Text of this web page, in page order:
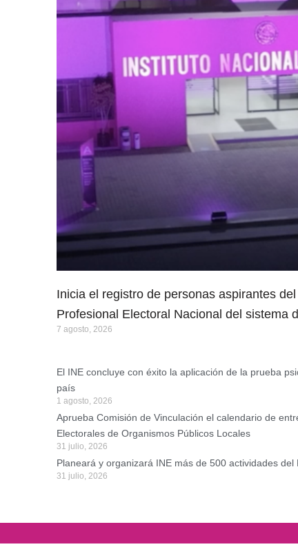
Inicia el registro de personas aspirantes
Profesional Electoral Nacional del sistema
7 agosto, 2026
El INE concluye con éxito la aplicación de la prueba
país
1 agosto, 2026
Aprueba Comisión de Vinculación el calendario de
Electorales de Organismos Públicos Locales
31 julio, 2026
Planeará y organizará INE más de 500 actividades
31 julio, 2026